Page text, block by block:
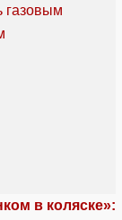
в коляске»: